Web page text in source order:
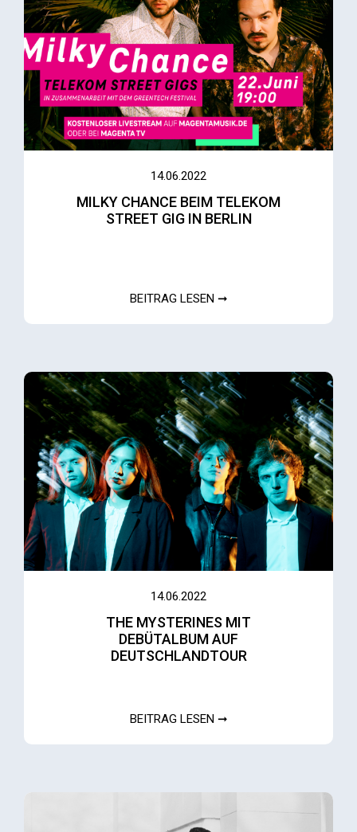
14.06.2022
MILKY CHANCE BEIM TELEKOM
STREET GIG IN BERLIN
BEITRAG LESEN ➞
14.06.2022
THE MYSTERINES MIT
DEBÜTALBUM AUF
DEUTSCHLANDTOUR
BEITRAG LESEN ➞